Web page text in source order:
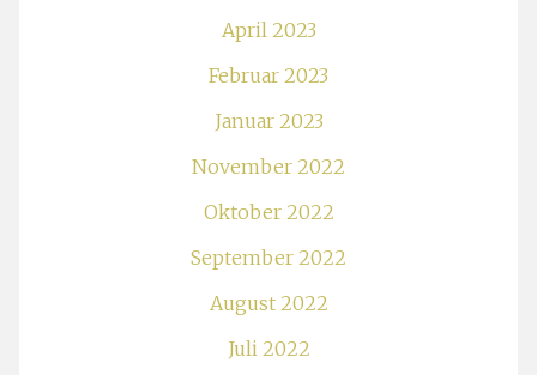
April 2023
Februar 2023
Januar 2023
November 2022
Oktober 2022
September 2022
August 2022
Juli 2022